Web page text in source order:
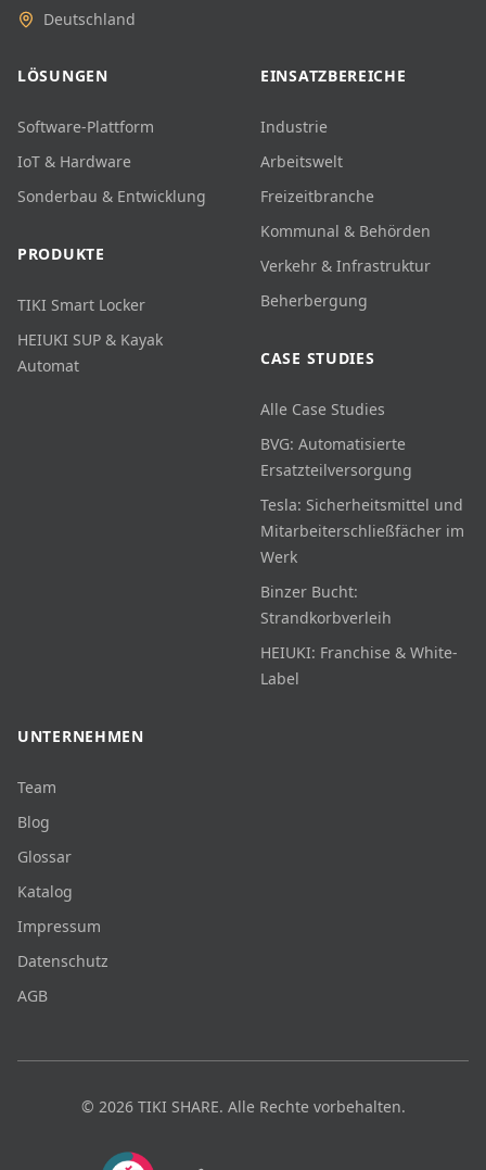
Deutschland
LÖSUNGEN
Software-Plattform
IoT & Hardware
Sonderbau & Entwicklung
PRODUKTE
TIKI Smart Locker
HEIUKI SUP & Kayak
Automat
EINSATZBEREICHE
Industrie
Arbeitswelt
Freizeitbranche
Kommunal & Behörden
Verkehr & Infrastruktur
Beherbergung
CASE STUDIES
Alle Case Studies
BVG: Automatisierte
Ersatzteilversorgung
Tesla: Sicherheitsmittel und
Mitarbeiterschließfächer im
Werk
Binzer Bucht:
Strandkorbverleih
HEIUKI: Franchise & White-
Label
UNTERNEHMEN
Team
Blog
Glossar
Katalog
Impressum
Datenschutz
AGB
© 2026TIKI SHARE. Alle Rechte vorbehalten.